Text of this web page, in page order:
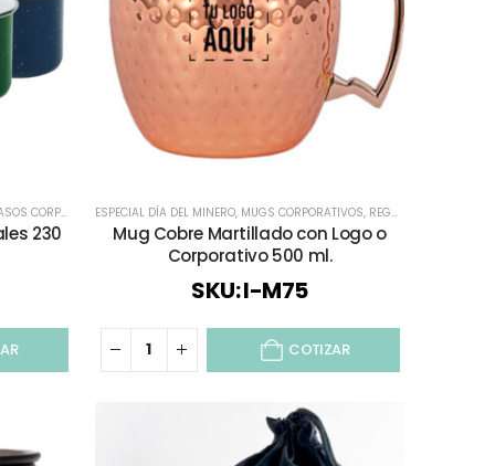
CORPORATIVOS ,VIAJES Y VACACIONES
230
ESPECIAL DÍA DEL MINERO, MUGS CORPORATIVOS, REGALOS COBRIZADOS
Mug Cobre Martillado con Logo o
Corporativo 500 ml.
SKU: I-M75
COTIZAR